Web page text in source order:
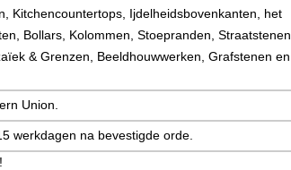
Kitchencountertops, Ijdelheidsbovenkanten, het
Bollars, Kolommen, Stoepranden, Straatstenen,
& Grenzen, Beeldhouwwerken, Grafstenen en
Union.
werkdagen na bevestigde orde.